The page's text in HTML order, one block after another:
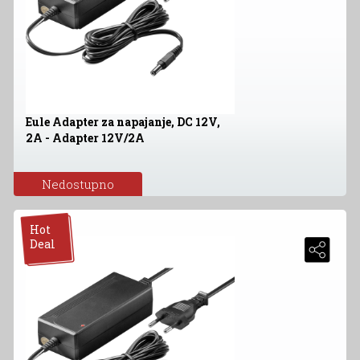
Eule Adapter za napajanje, DC 12V,
2A - Adapter 12V/2A
Nedostupno
Hot
Deal